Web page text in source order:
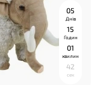
05
Днів
15
Годин
01
хвилин
41
сек